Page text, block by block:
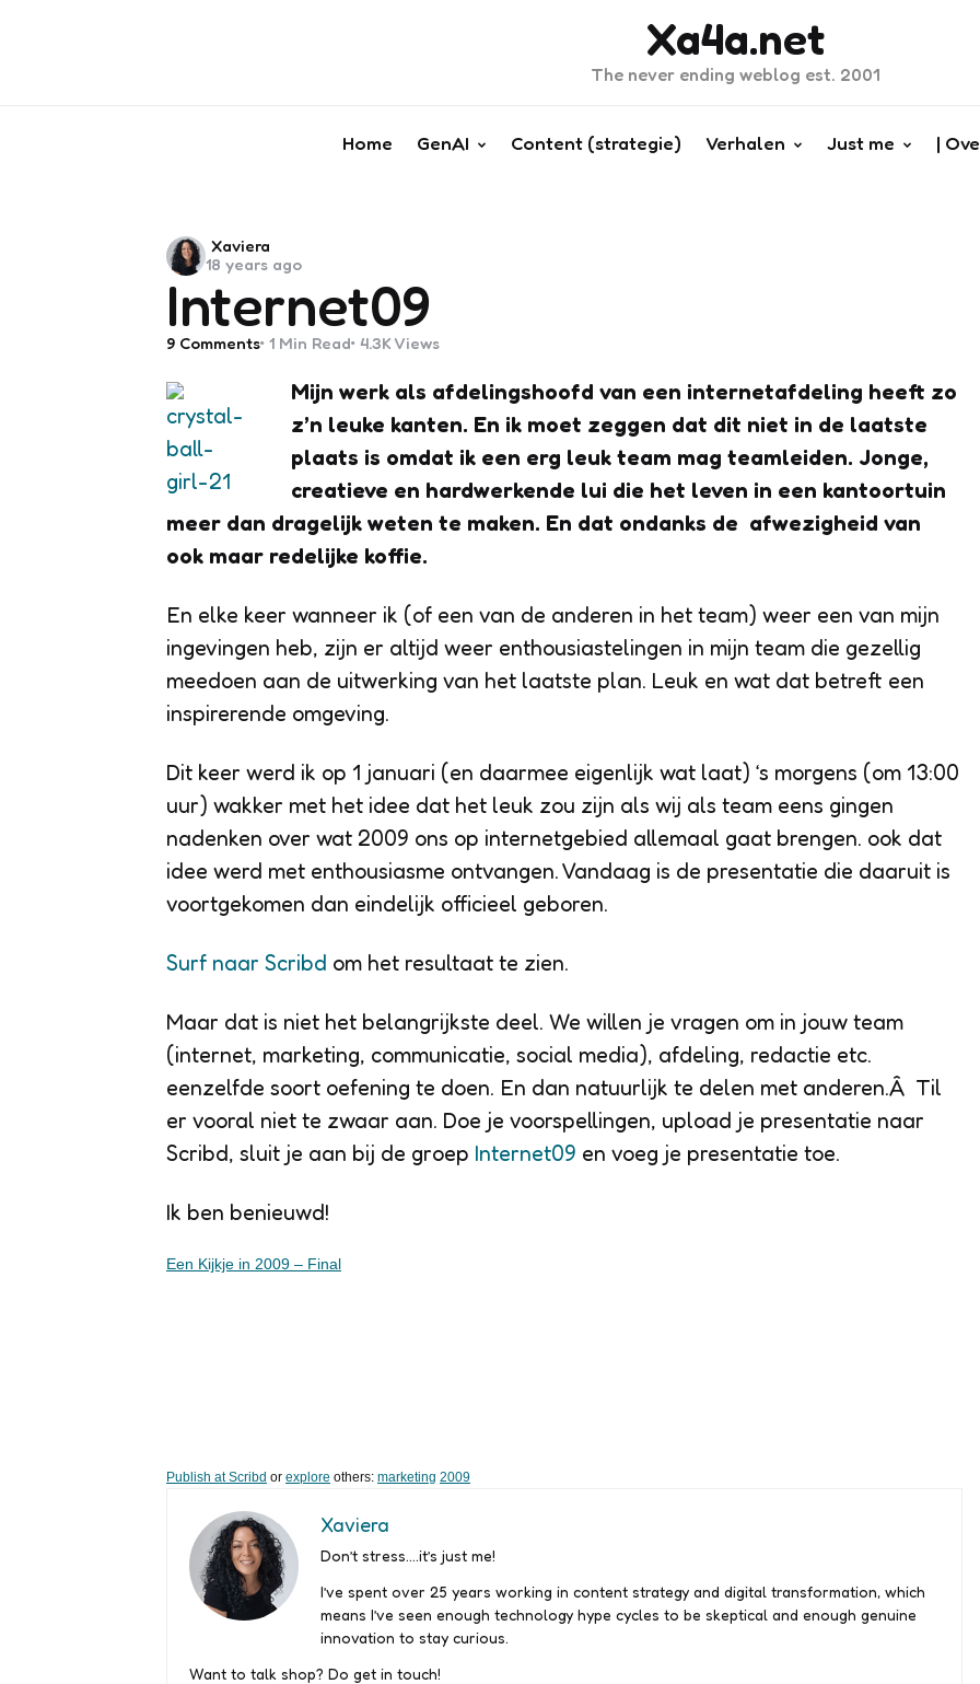
Xa4a.net
The never ending weblog est. 2001
Home GenAI Content (strategie) Verhalen Just me |
Internet09
Posted
by
Xaviera
18 years ago
9 Comments 1 Min Read 4.3K Views
Mijn werk als afdelingshoofd van een internetafdeling heeft zo
z’n leuke kanten. En ik moet zeggen dat dit niet in de laatste
plaats is omdat ik een erg leuk team mag teamleiden. Jonge,
creatieve en hardwerkende lui die het leven in een kantoortuin
meer dan dragelijk weten te maken. En dat ondanks de afwezigheid van
ook maar redelijke koffie.
En elke keer wanneer ik (of een van de anderen in het team) weer een van mijn
ingevingen heb, zijn er altijd weer enthousiastelingen in mijn team die gezellig
meedoen aan de uitwerking van het laatste plan. Leuk en wat dat betreft een
inspirerende omgeving.
Dit keer werd ik op 1 januari (en daarmee eigenlijk wat laat) ‘s morgens (om 13:00
uur) wakker met het idee dat het leuk zou zijn als wij als team eens gingen
nadenken over wat 2009 ons op internetgebied allemaal gaat brengen. ook dat
idee werd met enthousiasme ontvangen. Vandaag is de presentatie die daaruit is
voortgekomen dan eindelijk officieel geboren.
Surf naar Scribd om het resultaat te zien.
Maar dat is niet het belangrijkste deel. We willen je vragen om in jouw team
(internet, marketing, communicatie, social media), afdeling, redactie etc.
eenzelfde soort oefening te doen. En dan natuurlijk te delen met anderen.Â Til
er vooral niet te zwaar aan. Doe je voorspellingen, upload je presentatie naar
Scribd, sluit je aan bij de groep Internet09 en voeg je presentatie toe.
Ik ben benieuwd!
Een Kijkje in 2009 – Final
Publish at Scribd or explore others: marketing 2009
Xaviera
Don’t stress….it’s just me!
I’ve spent over 25 years working in content strategy and digital transformation, which
means I’ve seen enough technology hype cycles to be skeptical and enough genuine
innovation to stay curious.
Want to talk shop? Do get in touch!